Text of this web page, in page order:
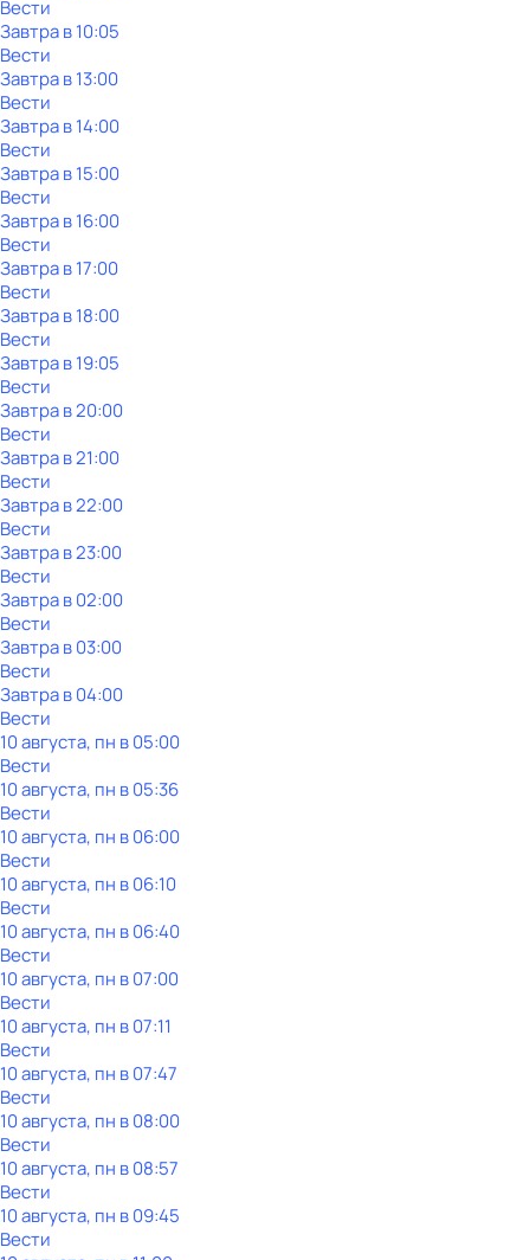
Вести
Завтра в 10:05
Вести
Завтра в 13:00
Вести
Завтра в 14:00
Вести
Завтра в 15:00
Вести
Завтра в 16:00
Вести
Завтра в 17:00
Вести
Завтра в 18:00
Вести
Завтра в 19:05
Вести
Завтра в 20:00
Вести
Завтра в 21:00
Вести
Завтра в 22:00
Вести
Завтра в 23:00
Вести
Завтра в 02:00
Вести
Завтра в 03:00
Вести
Завтра в 04:00
Вести
10 августа, пн в 05:00
Вести
10 августа, пн в 05:36
Вести
10 августа, пн в 06:00
Вести
10 августа, пн в 06:10
Вести
10 августа, пн в 06:40
Вести
10 августа, пн в 07:00
Вести
10 августа, пн в 07:11
Вести
10 августа, пн в 07:47
Вести
10 августа, пн в 08:00
Вести
10 августа, пн в 08:57
Вести
10 августа, пн в 09:45
Вести